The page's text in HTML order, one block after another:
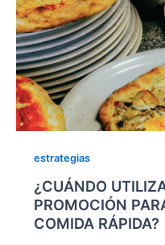
estrategias
¿CUÁNDO
PROMOCIÓN
COMIDA RÁPIDA?